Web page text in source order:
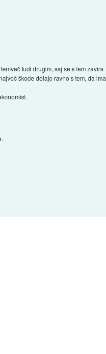
tudi drugim, saj se s tem zavira
škode delajo ravno s tem, da ima